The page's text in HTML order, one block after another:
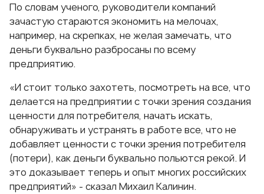
По словам ученого, руководители компаний
зачастую стараются экономить на мелочах,
например, на скрепках, не желая замечать, что
деньги буквально разбросаны по всему
предприятию.
«И стоит только захотеть, посмотреть на все, что
делается на предприятии с точки зрения создания
ценности для потребителя, начать искать,
обнаруживать и устранять в работе все, что не
добавляет ценности с точки зрения потребителя
(потери), как деньги буквально польются рекой. И
это доказывает теперь и опыт многих российских
предприятий» - сказал Михаил Калинин.